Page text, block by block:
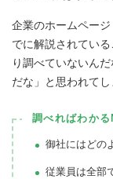
企業のホームペー
でに解説されてい
り調べていないん
だな」と思われてし
調べればわか
御社にはどの
従業員は全部